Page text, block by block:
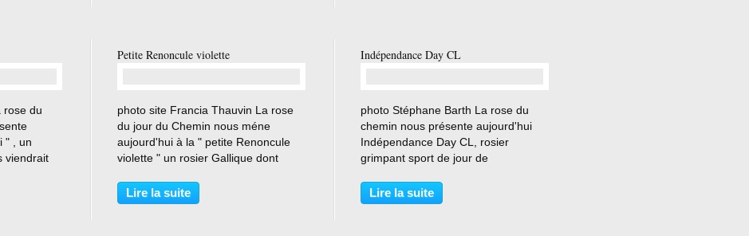
rose du
" , un
viendrait
cent ans
.
Petite Renoncule violette
photo site Francia Thauvin La rose
du jour du Chemin nous méne
aujourd'hui à la " petite Renoncule
violette " un rosier Gallique dont
Chemin le 03 12 2019, grace au don
d'un drageon de Thermidor (
Lire la suite
Indépendance Day CL
photo Stéphane Barth La rose du
chemin nous présente aujourd'hui
Indépendance Day CL, rosier
grimpant sport de jour de
Chemin en 12 2019 . will's cards
cigarettes 1926 n 19 Série de cartes-
Lire la suite